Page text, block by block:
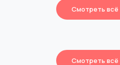
Смотреть
Смотреть